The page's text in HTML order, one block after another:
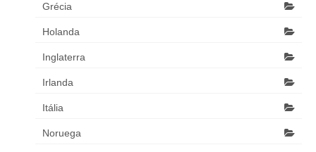
Grécia
Holanda
Inglaterra
Irlanda
Itália
Noruega